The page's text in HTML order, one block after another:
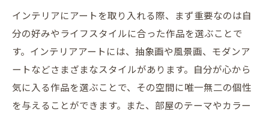
インテリアにアートを取り入れる際、まず重要なのは自
分の好みやライフスタイルに合った作品を選ぶことで
す。インテリアアートには、抽象画や風景画、モダンア
ートなどさまざまなスタイルがあります。自分が心から
気に入る作品を選ぶことで、その空間に唯一無二の個性
を与えることができます。また、部屋のテーマやカラー